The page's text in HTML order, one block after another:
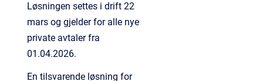
Løsningen settes i drift 22
mars og gjelder for alle nye
private avtaler fra
01.04.2026.
En tilsvarende løsning for